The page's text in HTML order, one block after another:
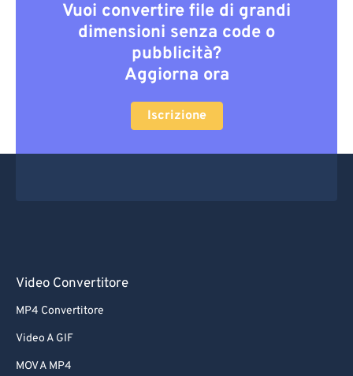
Vuoi convertire file di grandi
dimensioni senza code o
pubblicità?
Aggiorna ora
Iscrizione
Video Convertitore
MP4 Convertitore
Video A GIF
MOV A MP4